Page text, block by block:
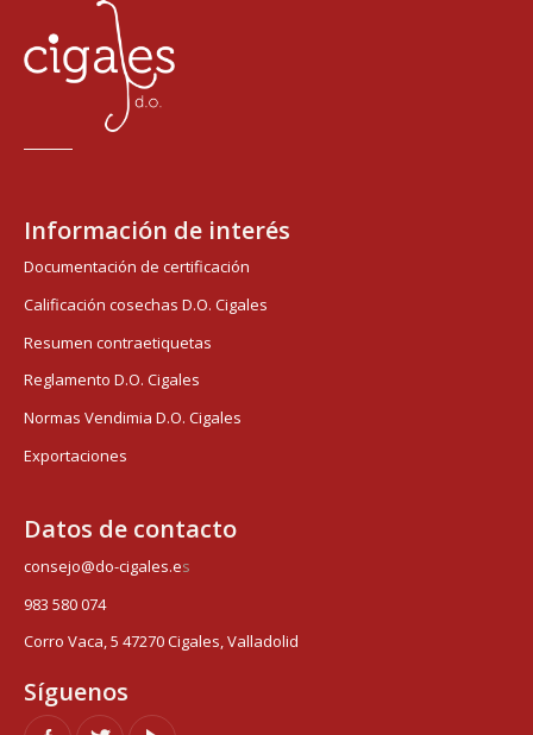
Información de interés
Documentación de certificación
Calificación cosechas D.O. Cigales
Resumen contraetiquetas
Reglamento D.O. Cigales
Normas Vendimia D.O. Cigales
Exportaciones
Datos de contacto
consejo@do-cigales.es
983 580 074
Corro Vaca, 5 47270 Cigales, Valladolid
Síguenos